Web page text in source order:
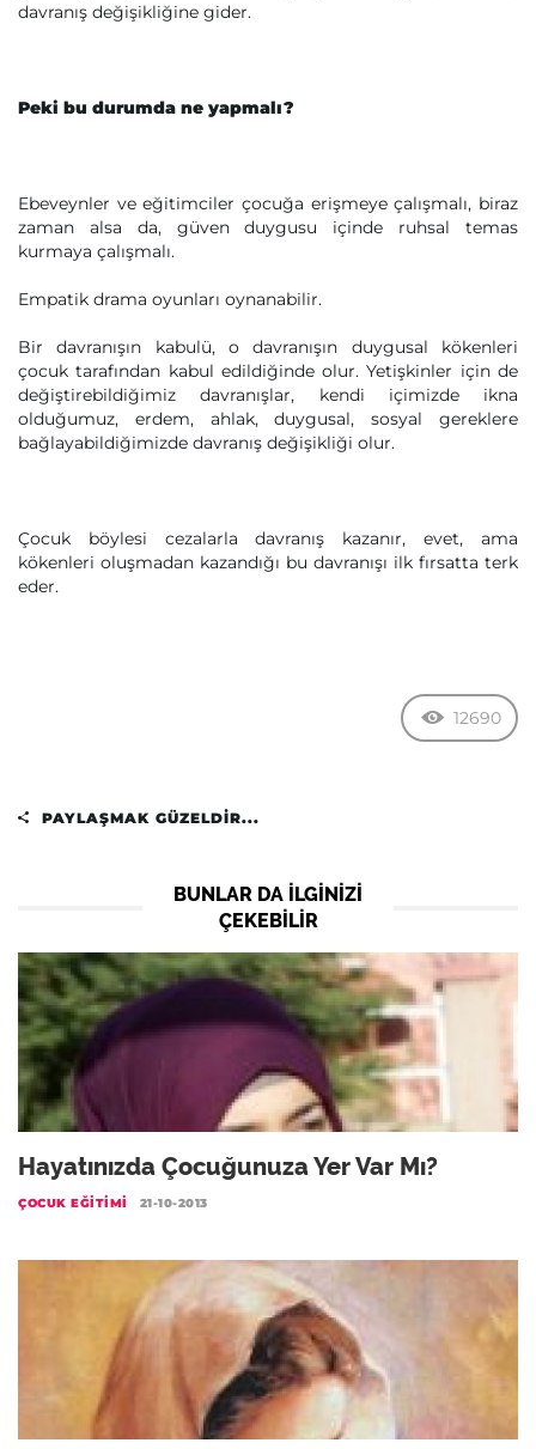
davranış değişikliğine gider.
Peki bu durumda ne yapmalı?
Ebeveynler ve eğitimciler çocuğa erişmeye çalışmalı, biraz
zaman alsa da, güven duygusu içinde ruhsal temas
kurmaya çalışmalı.
Empatik drama oyunları oynanabilir.
Bir davranışın kabulü, o davranışın duygusal kökenleri
çocuk tarafından kabul edildiğinde olur. Yetişkinler için de
değiştirebildiğimiz davranışlar, kendi içimizde ikna
olduğumuz, erdem, ahlak, duygusal, sosyal gereklere
bağlayabildiğimizde davranış değişikliği olur.
Çocuk böylesi cezalarla davranış kazanır, evet, ama
kökenleri oluşmadan kazandığı bu davranışı ilk fırsatta terk
eder.
12690
PAYLAŞMAK GÜZELDIR...
BUNLAR DA ILGINIZI
ÇEKEBILIR
Hayatınızda Çocuğunuza Yer Var Mı?
ÇOCUK EĞITIMI 21-10-2013